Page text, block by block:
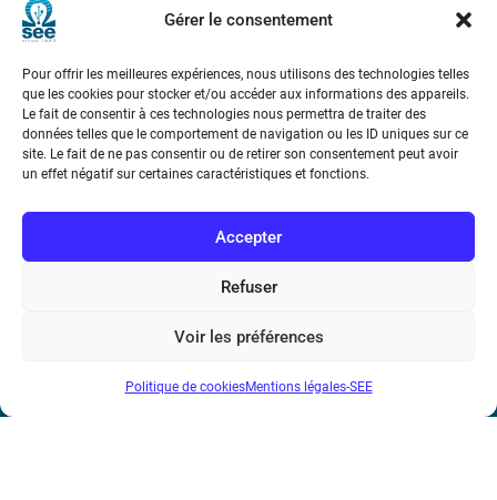
Gérer le consentement
Pour offrir les meilleures expériences, nous utilisons des technologies telles
que les cookies pour stocker et/ou accéder aux informations des appareils.
Le fait de consentir à ces technologies nous permettra de traiter des
données telles que le comportement de navigation ou les ID uniques sur ce
site. Le fait de ne pas consentir ou de retirer son consentement peut avoir
un effet négatif sur certaines caractéristiques et fonctions.
Accepter
Refuser
Voir les préférences
Politique de cookiesMentions légales-SEE
Société de l’Electricité, de l’Electronique et des Technologies
17 rue de l’Amiral Hamelin75116 Paris
Métro : « Boissière » Ligne 6 et « Iéna » Ligne 9
Téléphone : (+33) 1 56 90 37 17
N° de SIREN : 785 393 232, Code APE : 9412Z TVA intra-